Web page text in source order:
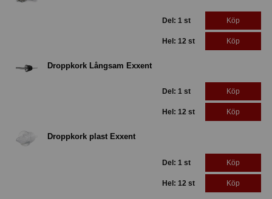
Del: 1 st Köp
Hel: 12 st Köp
Droppkork Långsam Exxent
Del: 1 st Köp
Hel: 12 st Köp
Droppkork plast Exxent
Del: 1 st Köp
Hel: 12 st Köp